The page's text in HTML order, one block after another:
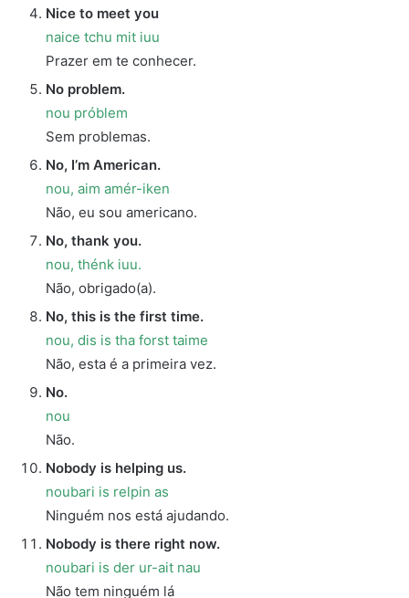
Nice to meet you
naice tchu mit iuu
Prazer em te conhecer.
No problem.
nou próblem
Sem problemas.
No, I’m American.
nou, aim amér-iken
Não, eu sou americano.
No, thank you.
nou, thénk iuu.
Não, obrigado(a).
No, this is the first time.
nou, dis is tha forst taime
Não, esta é a primeira vez.
No.
nou
Não.
Nobody is helping us.
noubari is relpin as
Ninguém nos está ajudando.
Nobody is there right now.
noubari is der ur-ait nau
Não tem ninguém lá